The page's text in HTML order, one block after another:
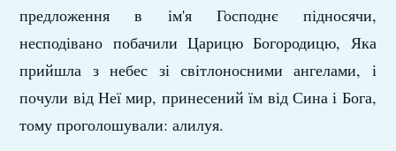
предложення в ім'я Господнє підносячи,
несподівано побачили Царицю Богородицю, Яка
прийшла з небес зі світлоносними ангелами, і
почули від Неї мир, принесений їм від Сина і Бога,
тому проголошували: алилуя.